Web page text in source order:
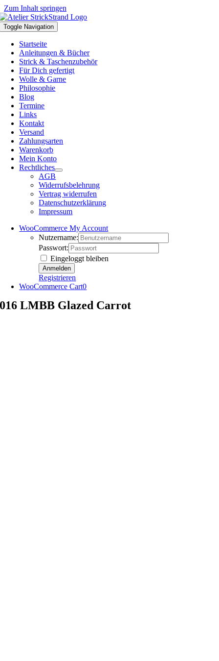
Zum Inhalt springen
Toggle Navigation
Startseite
Anleitungen & Bücher
Strick & Taschenzubehör
Für Dich gefertigt
Wolle & Garne
Philosophie
Blog
Termine
Links
Kontakt
Versand
Zahlungsarten
Warenkorb
Mein Konto
Rechtliches
AGB
Widerrufsbelehrung
Vertrag widerrufen
Datenschutzerklärung
Impressum
WooCommerce My Account
Nutzername:
Passwort:
Eingeloggt bleiben
Registrieren
WooCommerce Cart0
016 LMBB Glazed Carrot